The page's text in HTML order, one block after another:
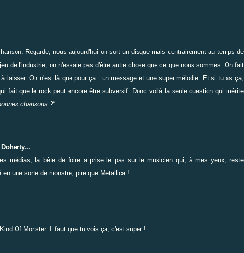
Regarde, nous aujourd'hui on sort un disque mais contrairement au temps de
de l'industrie, on n'essaie pas d'être autre chose que ce que nous sommes. On fait
laisser. On n'est là que pour ça : un message et une super mélodie. Et si tu as ça,
fait que le rock peut encore être subversif. Donc voilà la seule question qui mérite
chansons ?"
médias, la bête de foire a prise le pas sur le musicien qui, à mes yeux, reste
une sorte de monstre, pire que Metallica !
Of Monster. Il faut que tu vois ça, c'est super !